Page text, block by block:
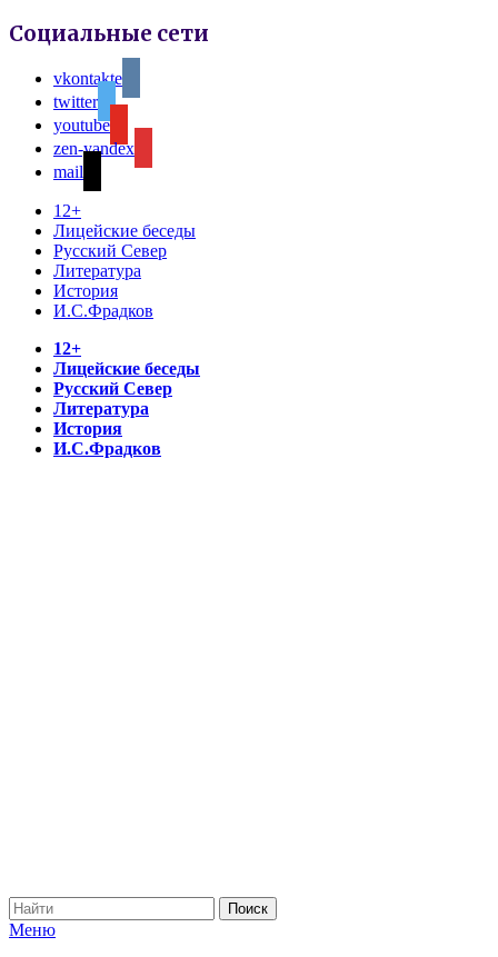
Социальные сети
vkontakte
twitter
youtube
zen-yandex
mail
12+
Лицейские беседы
Русский Север
Литература
История
И.С.Фрадков
12+
Лицейские беседы
Русский Север
Литература
История
И.С.Фрадков
Меню